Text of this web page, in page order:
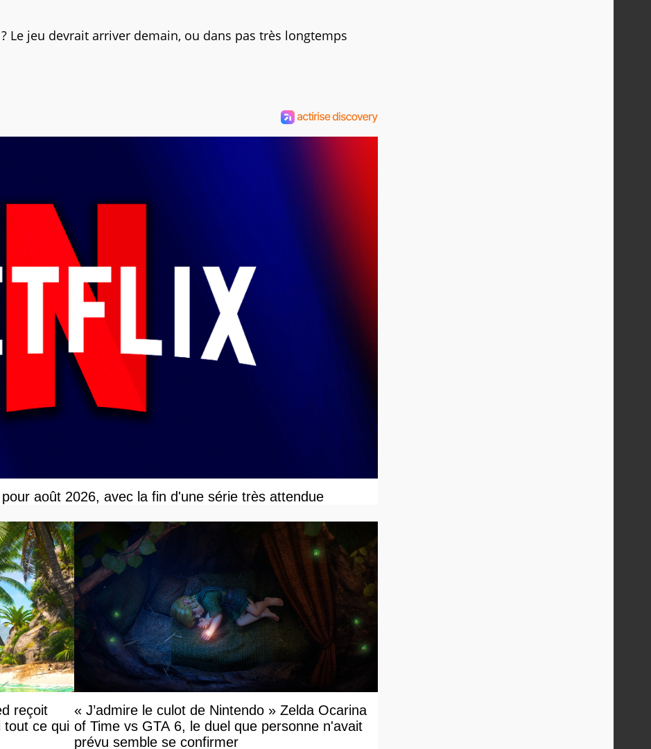
Le jeu devrait arriver demain, ou dans pas très longtemps
août 2026, avec la fin d'une série très attendue
reçoit
tout ce qui
« J’admire le culot de Nintendo » Zelda Ocarina
of Time vs GTA 6, le duel que personne n'avait
prévu semble se confirmer